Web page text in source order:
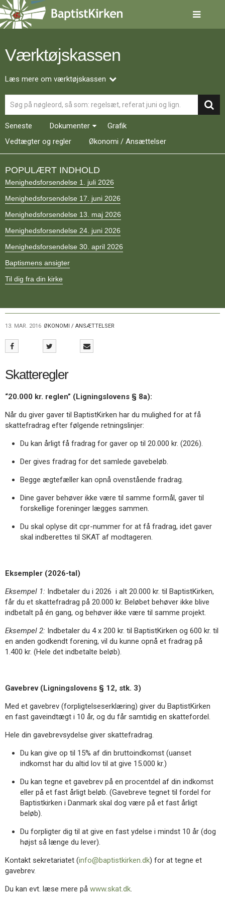
Spring
menu
over
tilbage
forsiden
1.0:
Forside
3.0:
Kalender
4.0:
Inspiration
5.0:
Værktøjskassen
7.0:
Om
BaptistKirken
8.0:
Kontakt
9.0:
Forside
10.0:
Nyheder
11.0:
Kalender
Inspiration
13.0:
Værktøjskassen
14.0:
Mission
BaptistKirken
Næste
indlæg:
Støt
Værktøjskassen
Læs mere om værktøjskassen
Seneste Dokumenter
Grafik
Vedtægter og regler
Økonomi / Ansættelser
POPULÆRT INDHOLD
Menighedsforsendelse 1. juli 2026
Menighedsforsendelse 17. juni 2026
Menighedsforsendelse 13. maj 2026
Menighedsforsendelse 24. juni 2026
Menighedsforsendelse 30. april 2026
Baptismens ansigter
Til dig fra din kirke
13. MAR. 2016 ØKONOMI / ANSÆTTELSER
Skatteregler
“20.000 kr. reglen” (Ligningslovens § 8a):
Når du giver gaver til BaptistKirken har du mulighed for at få
skattefradrag efter følgende retningslinjer:
Du kan årligt få fradrag for gaver op til 20.000 kr. (2026).
Der gives fradrag for det samlede gavebeløb.
Begge ægtefæller kan opnå ovenstående fradrag.
Dine gaver behøver ikke være til samme formål, gaver til
forskellige foreninger lægges sammen.
Du skal oplyse dit cpr-nummer for at få fradrag, idet gaver
skal indberettes til SKAT af modtageren.
Eksempler (2026-tal)
Eksempel 1: Indbetaler du i 2026 i alt 20.000 kr. til BaptistKirken,
får du et skattefradrag på 20.000 kr. Beløbet behøver ikke blive
indbetalt på én gang, og behøver ikke være til samme projekt.
Eksempel 2: Indbetaler du 4 x 200 kr. til BaptistKirken og 600 kr. til
en anden godkendt forening, vil du kunne opnå et fradrag på
1.400 kr. (Hele det indbetalte beløb).
Gavebrev (Ligningslovens § 12, stk. 3)
Med et gavebrev (forpligtelseserklæring) giver du BaptistKirken
en fast gaveindtægt i 10 år, og du får samtidig en skattefordel.
Hele din gavebrevsydelse giver skattefradrag.
Du kan give op til 15% af din bruttoindkomst (uanset
indkomst har du altid lov til at give 15.000 kr.)
Du kan tegne et gavebrev på en procentdel af din indkomst
eller på et fast årligt beløb. (Gavebreve tegnet til fordel for
Baptistkirken i Danmark skal dog være på et fast årligt
beløb).
Du forpligter dig til at give en fast ydelse i mindst 10 år (dog
højst så længe du lever).
Kontakt sekretariatet (info@baptistkirken.dk) for at tegne et
gavebrev.
Du kan evt. læse mere på www.skat.dk.